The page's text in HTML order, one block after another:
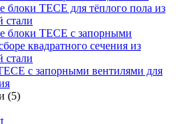
блоки TECE для тёплого пола из
стали
блоки TECE с запорными
квадратного сечения из
стали
с запорными вентилями для
(5)